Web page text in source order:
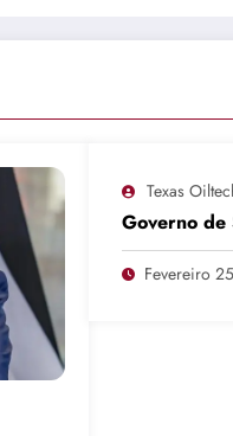
Texas
Governo
Fevereiro